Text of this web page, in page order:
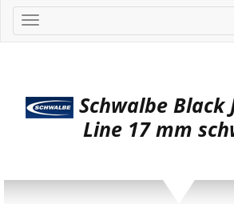
Schwalbe Black
Line 17 mm